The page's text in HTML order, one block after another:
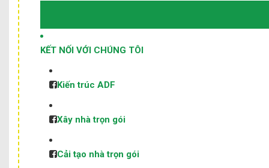
KẾT NỐI VỚI CHÚNG TÔI
Kiến trúc ADF
Xây nhà trọn gói
Cải tạo nhà trọn gói